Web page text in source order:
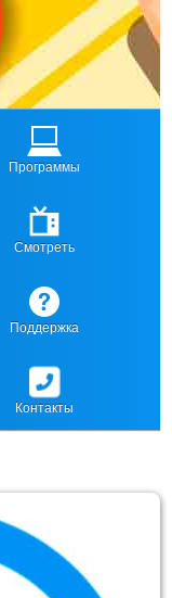
Программы
Смотреть
Поддержка
Контакты